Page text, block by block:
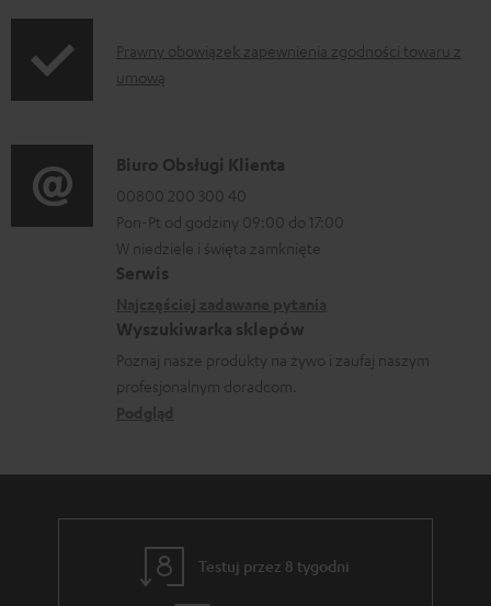
p
r
a
n
i
o
r
c
j
e
o
y
s
y
I
n
o
r
m
a
c
j
e
d
y
c
Prawny obowiązek zapewnienia zgodności towaru z
umową
D
a
n
e
o
n
t
o
Biuro Obsługi Klienta
00800 200 300 40
Pon-Pt od godziny 09:00 do 17:00
W niedziele i święta zamknięte
Serwis
Wyszukiwarka sklepów
Poznaj nasze produkty na żywo i zaufaj naszym
profesjonalnym doradcom.
Testuj przez 8 tygodni